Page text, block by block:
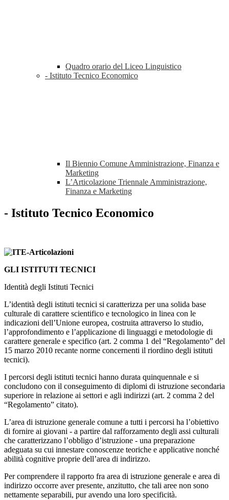
Quadro orario del Liceo Linguistico
- Istituto Tecnico Economico
Il Biennio Comune Amministrazione, Finanza e
Marketing
L’Articolazione Triennale Amministrazione,
Finanza e Marketing
- Istituto Tecnico Economico
GLI ISTITUTI TECNICI
Identità degli Istituti Tecnici
L’identità degli istituti tecnici si caratterizza per una solida base
culturale di carattere scientifico e tecnologico in linea con le
indicazioni dell’Unione europea, costruita attraverso lo studio,
l’approfondimento e l’applicazione di linguaggi e metodologie di
carattere generale e specifico (art. 2 comma 1 del “Regolamento” del
15 marzo 2010 recante norme concernenti il riordino degli istituti
tecnici).
I percorsi degli istituti tecnici hanno durata quinquennale e si
concludono con il conseguimento di diplomi di istruzione secondaria
superiore in relazione ai settori e agli indirizzi (art. 2 comma 2 del
“Regolamento” citato).
L’area di istruzione generale comune a tutti i percorsi ha l’obiettivo
di fornire ai giovani - a partire dal rafforzamento degli assi culturali
che caratterizzano l’obbligo d’istruzione - una preparazione
adeguata su cui innestare conoscenze teoriche e applicative nonché
abilità cognitive proprie dell’area di indirizzo.
Per comprendere il rapporto fra area di istruzione generale e area di
indirizzo occorre aver presente, anzitutto, che tali aree non sono
nettamente separabili, pur avendo una loro specificità.